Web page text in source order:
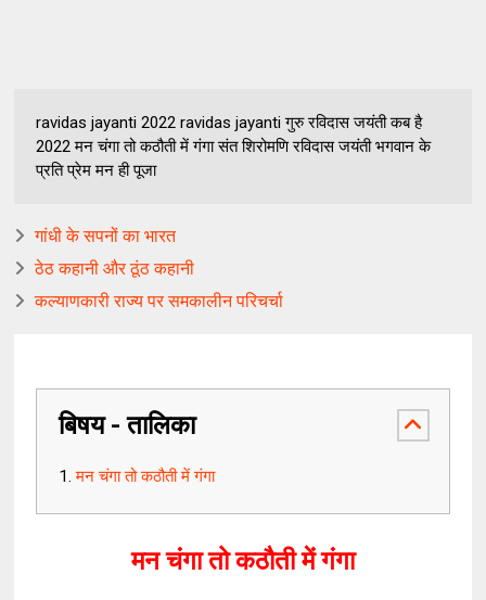
ravidas jayanti 2022 ravidas jayanti गुरु रविदास जयंती कब है
2022 मन चंगा तो कठौती में गंगा संत शिरोमणि रविदास जयंती भगवान के
प्रति प्रेम मन ही पूजा
गांधी के सपनों का भारत
ठेठ कहानी और ठूंठ कहानी
कल्याणकारी राज्य पर समकालीन परिचर्चा
बिषय - तालिका
मन चंगा तो कठौती में गंगा
मन चंगा तो कठौती में गंगा